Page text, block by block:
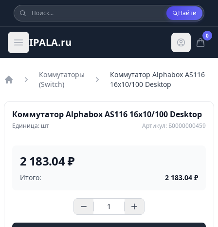
Найти
IPALA.ru
0
Коммутаторы
(Switch)
Коммутатор Alphabox AS116
16x10/100 Desktop
Коммутатор Alphabox AS116 16x10/100 Desktop
Единица: шт Артикул: Б0000000459
2 183.04 ₽
Итого: 2 183.04 ₽